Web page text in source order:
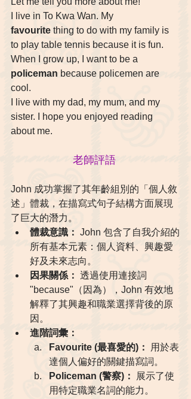
I live in To Kwa Wan. My
favourite thing to do with my family is
to play table tennis because it is fun.
When I grow up, I want to be a
policeman because policemen are
cool.
I live with my dad, my mum, and my
sister. I hope you enjoyed reading
about me.
老師評語
John 成功掌握了其年齡組別的「個人敘
述」體裁，在描寫式句子結構方面展現
了巨大的潛力。
體裁意識： John 包含了自我介紹的
所有基本元素：個人資料、興趣愛
好及未來志向。
因果關係： 透過使用連接詞
"because"（因為），John 有效地
解釋了其興趣和職業選擇背後的原
因。
進階詞彙：
Favourite (最喜愛的)：
用於表
達個人偏好的關鍵描寫詞。
Policeman (警察)：
展示了使
用特定職業名詞的能力。